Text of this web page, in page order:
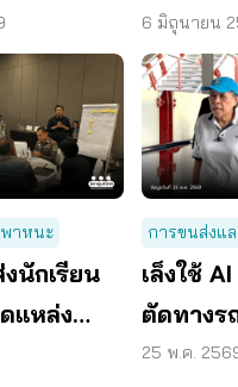
าม
ภค
นักเรียน”
6 มิถุนายน
าหนะ
นักเรียน
แหล่ง
ดัน อปท.
การขนส่งแ
เล็งใช้
ตัดทางร
ความปล
25 พ.ค.